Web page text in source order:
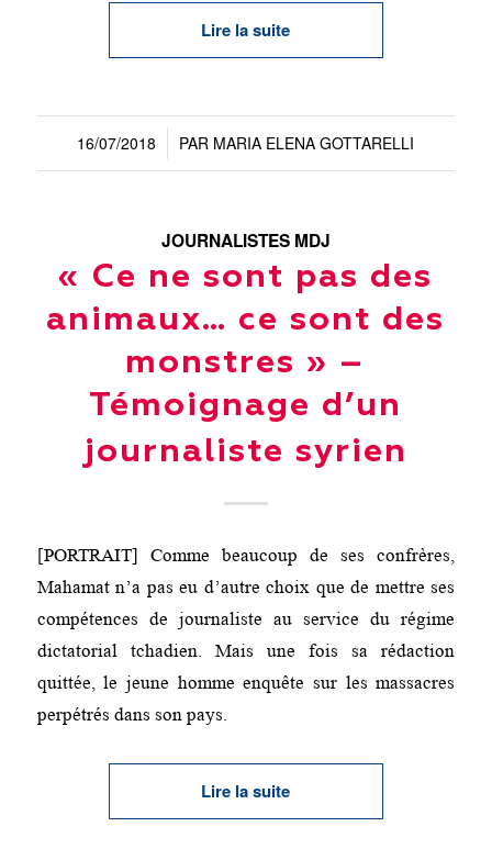
Lire la suite
16/07/2018
/ PAR MARIA ELENA GOTTARELLI
JOURNALISTES MDJ
« Ce ne sont pas des
animaux… ce sont des
monstres » –
Témoignage d’un
journaliste syrien
[PORTRAIT] Comme beaucoup de ses confrères,
Mahamat n’a pas eu d’autre choix que de mettre ses
compétences de journaliste au service du régime
dictatorial tchadien. Mais une fois sa rédaction
quittée, le jeune homme enquête sur les massacres
perpétrés dans son pays.
Lire la suite